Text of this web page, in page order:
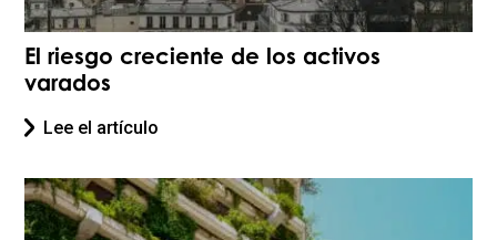
El riesgo creciente de los activos
varados
Lee el artículo